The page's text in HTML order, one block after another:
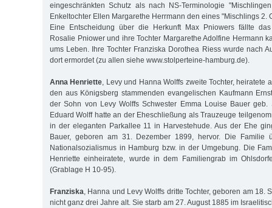
eingeschränkten Schutz als nach NS-Terminologie
Enkeltochter Ellen Margarethe Herrmann den eines "Mischlings 2.
Eine Entscheidung über die Herkunft Max Pniowers fällte
Rosalie Pniower und ihre Tochter Margarethe Adolfine Hermann
ums Leben. Ihre Tochter Franziska Dorothea Riess wurde nach
dort ermordet (zu allen siehe www.stolperteine-hamburg.de).
Anna Henriette, Levy und Hanna Wolffs zweite Tochter, heiratete
den aus Königsberg stammenden evangelischen Kaufmann
der Sohn von Levy Wolffs Schwester Emma Louise Bauer geb.
Eduard Wolff hatte an der Eheschließung als Trauzeuge
in der eleganten Parkallee 11 in Harvestehude. Aus der Ehe
Bauer, geboren am 31. Dezember 1899, hervor. Die Familie
Nationalsozialismus in Hamburg bzw. in der Umgebung. Die
Henriette einheiratete, wurde in dem Familiengrab im
(Grablage H 10-95).
Franziska, Hanna und Levy Wolffs dritte Tochter, geboren am 18.
nicht ganz drei Jahre alt. Sie starb am 27. August 1885 im